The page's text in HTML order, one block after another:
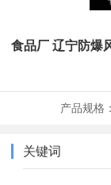
食品厂 辽宁防爆
产品规格：
关键词